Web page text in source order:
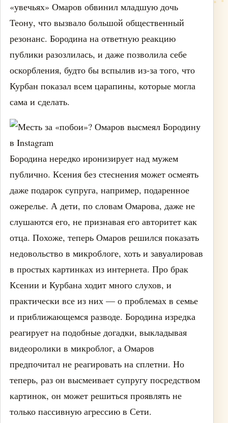
«увечьях» Омаров обвинил младшую дочь
Теону, что вызвало большой общественный
резонанс. Бородина на ответную реакцию
публики разозлилась, и даже позволила себе
оскорбления, будто бы вспылив из-за того, что
Курбан показал всем царапины, которые могла
сама и сделать.
Бородина нередко иронизирует над мужем
публично. Ксения без стеснения может осмеять
даже подарок супруга, например, подаренное
ожерелье. А дети, по словам Омарова, даже не
слушаются его, не признавая его авторитет как
отца. Похоже, теперь Омаров решился показать
недовольство в микроблоге, хоть и завуалировав
в простых картинках из интернета. Про брак
Ксении и Курбана ходит много слухов, и
практически все из них — о проблемах в семье
и приближающемся разводе. Бородина изредка
реагирует на подобные догадки, выкладывая
видеоролики в микроблог, а Омаров
предпочитал не реагировать на сплетни. Но
теперь, раз он высмеивает супругу посредством
картинок, он может решиться проявлять не
только пассивную агрессию в Сети.